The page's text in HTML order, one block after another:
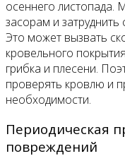
осеннего листопада.
засорам и
Это может вызвать
кровельного
грибка и плесени.
проверять кровлю и
необходимости.
Периодическая
повреждений